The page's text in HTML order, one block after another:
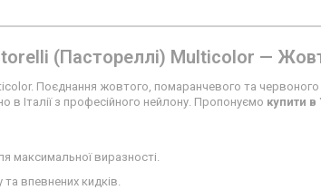
(Пастореллі) Multicolor —
Поєднання жовтого, помаранчевого та
Італії з професійного нейлону. Пропонуємо купити в
максимальної виразності.
впевнених кидків.